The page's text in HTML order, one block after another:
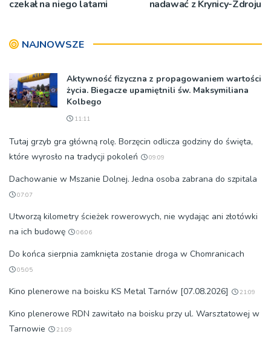
czekał na niego latami nadawać z Krynicy-Zdroju
NAJNOWSZE
Aktywność fizyczna z propagowaniem wartości
życia. Biegacze upamiętnili św. Maksymiliana
Kolbego
11:11
Tutaj grzyb gra główną rolę. Borzęcin odlicza godziny do święta,
które wyrosło na tradycji pokoleń
09:09
Dachowanie w Mszanie Dolnej. Jedna osoba zabrana do szpitala
07:07
Utworzą kilometry ścieżek rowerowych, nie wydając ani złotówki
na ich budowę
06:06
Do końca sierpnia zamknięta zostanie droga w Chomranicach
05:05
Kino plenerowe na boisku KS Metal Tarnów [07.08.2026] 21:09
Kino plenerowe RDN zawitało na boisku przy ul. Warsztatowej w
Tarnowie
21:09